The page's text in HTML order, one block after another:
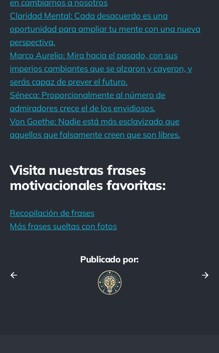
en cambiarnos a nosotros
Claridad Mental: Cada desacuerdo es una
oportunidad para ampliar tu mente con una nueva
perspectiva.
Marco Aurelio: Mira hacia el pasado, con sus
imperios cambiantes que se alzaron y cayeron, y
serás capaz de prever el futuro.
Séneca: Proporcionalmente al número de
admiradores crece el de los envidiosos.
Von Goethe: Nadie está más esclavizado que
aquellos que falsamente creen que son libres.
Visita nuestras frases
motivacionales favoritas:
Recopilación de frases
Más frases sueltas con fotos
Publicado por: